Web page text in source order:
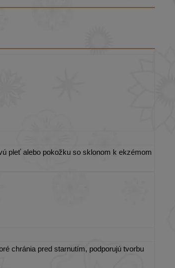
pleť alebo pokožku so sklonom k ekzémom
chránia pred starnutím, podporujú tvorbu